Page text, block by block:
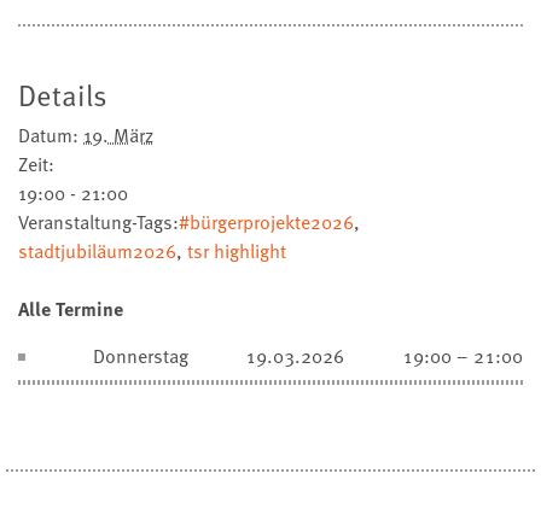
Details
Datum: 19. März
Zeit:
19:00 - 21:00
Veranstaltung-Tags:#bürgerprojekte2026,
stadtjubiläum2026, tsr highlight
Alle Termine
Donnerstag
19.03.2026 19:00 – 21:00